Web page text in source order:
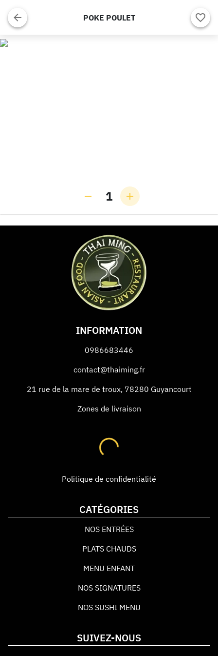
POKE POULET
1
INFORMATION
0986683446
contact@thaiming.fr
21 rue de la mare de troux, 78280 Guyancourt
Zones de livraison
Politique de confidentialité
CATÉGORIES
NOS ENTRÉES
PLATS CHAUDS
MENU ENFANT
NOS SIGNATURES
NOS SUSHI MENU
SUIVEZ-NOUS